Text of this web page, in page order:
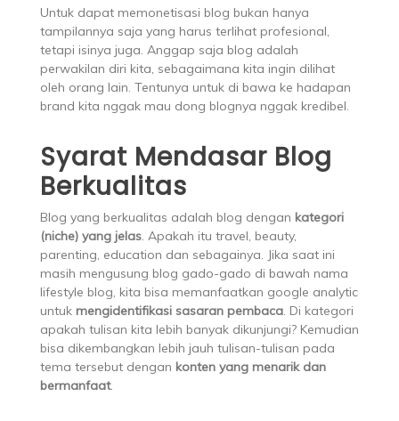
Untuk dapat memonetisasi blog bukan hanya
tampilannya saja yang harus terlihat profesional,
tetapi isinya juga. Anggap saja blog adalah
perwakilan diri kita, sebagaimana kita ingin dilihat
oleh orang lain. Tentunya untuk di bawa ke hadapan
brand kita nggak mau dong blognya nggak kredibel.
Syarat Mendasar Blog
Berkualitas
Blog yang berkualitas adalah blog dengan kategori
(niche) yang jelas. Apakah itu travel, beauty,
parenting, education dan sebagainya. Jika saat ini
masih mengusung blog gado-gado di bawah nama
lifestyle blog, kita bisa memanfaatkan google analytic
untuk mengidentifikasi sasaran pembaca. Di kategori
apakah tulisan kita lebih banyak dikunjungi? Kemudian
bisa dikembangkan lebih jauh tulisan-tulisan pada
tema tersebut dengan konten yang menarik dan
bermanfaat.